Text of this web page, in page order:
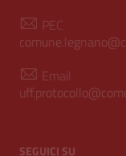
PEC
Email
SEGUICI SU